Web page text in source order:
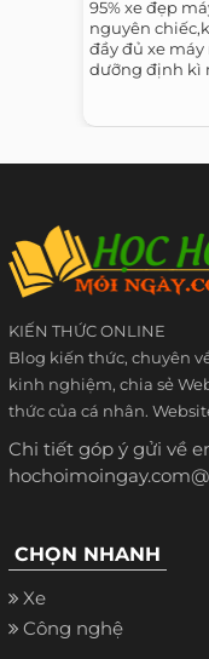
95% xe đẹp
nguyên
đầy đủ xe
dưỡng định kì
KIẾN THỨC ONLINE
Blog kiến thức, chuyên
kinh nghiệm, chia sẻ
thức của cá nhân.
Chi tiết góp ý gửi về
CHỌN NHANH
Xe
Công nghệ